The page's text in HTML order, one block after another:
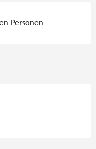
Personen